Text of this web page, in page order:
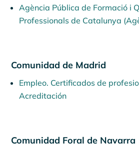
Agència Pública de Formació i
Professionals de Catalunya
Comunidad de Madrid
Empleo. Certificados de
Acreditación
Comunidad Foral de Navarra